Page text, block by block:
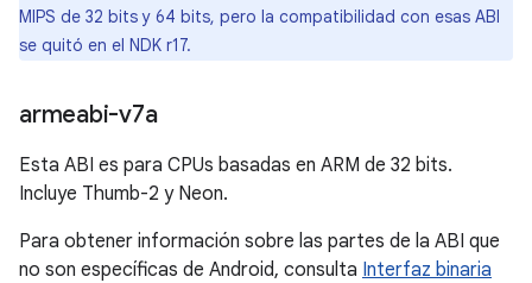
MIPS de 32 bits y 64 bits, pero la compatibilidad con esas ABI
se quitó en el NDK r17.
armeabi-v7a
Esta ABI es para CPUs basadas en ARM de 32 bits.
Incluye Thumb-2 y Neon.
Para obtener información sobre las partes de la ABI que
no son específicas de Android, consulta Interfaz binaria